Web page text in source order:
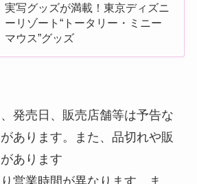
実写グッズが満載！東京ディズニ
ーリゾート“トータリー・ミニー
マウス”グッズ
発売日、販売店舗等は予告な
あります。また、品切れや販
あります
営業時間が異なります。ま